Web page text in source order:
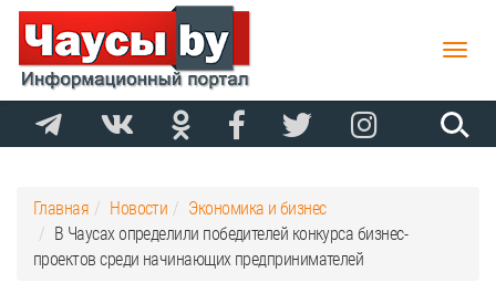
Toggle
Главная Новости
Экономика и бизнес
В Чаусах определили победителей конкурса бизнес-
проектов среди начинающих предпринимателей